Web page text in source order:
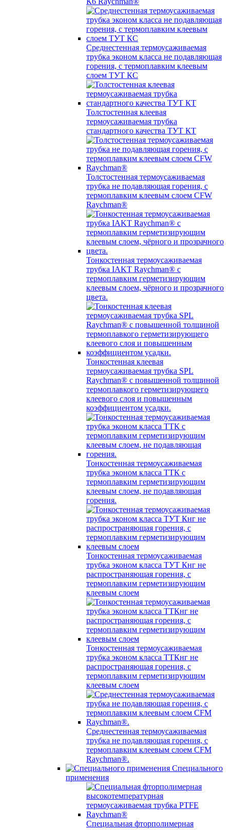
Среднестенная термоусаживаемая
трубка эконом класса не подавляющая
горения, с термоплавким клеевым
слоем ТУТ КС
Толстостенная клеевая
термоусаживаемая трубка
стандартного качества ТУТ КТ
Толстостенная термоусаживаемая
трубка не подавляющая горения, с
термоплавким клеевым слоем CFW
Raychman®
Тонкостенная термоусаживаемая
трубка IAKT Raychman® с
термоплавким герметизирующим
клеевым слоем, чёрного и прозрачного
цвета.
Тонкостенная клеевая
термоусаживаемая трубка SPL
Raychman® с повышенной толщиной
термоплавкого герметизирующего
клеевого слоя и повышенным
коэффициентом усадки.
Тонкостенная термоусаживаемая
трубка эконом класса ТТК с
термоплавким герметизирующим
клеевым слоем, не подавляющая
горения.
Тонкостенная термоусаживаемая
трубка эконом класса ТУТ Кнг не
распространяющая горения, с
термоплавким герметизирующим
клеевым слоем
Тонкостенная термоусаживаемая
трубка эконом класса ТТКнг не
распространяющая горения, с
термоплавким герметизирующим
клеевым слоем
Среднестенная термоусаживаемая
трубка не подавляющая горения, с
термоплавким клеевым слоем CFM
Raychman®.
Специального
применения
Специальная фторполимерная